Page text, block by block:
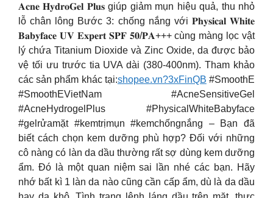
𝐀𝐜𝐧𝐞 𝐇𝐲𝐝𝐫𝐨𝐆𝐞𝐥 𝐏𝐥𝐮𝐬 giúp giảm mụn hiệu quả, thu nhỏ
lỗ chân lông Bước 3: chống nắng với 𝐏𝐡𝐲𝐬𝐢𝐜𝐚𝐥 𝐖𝐡𝐢𝐭𝐞
𝐁𝐚𝐛𝐲𝐟𝐚𝐜𝐞 𝐔𝐕 𝐄𝐱𝐩𝐞𝐫𝐭 𝐒𝐏𝐅 𝟓𝟎/𝐏𝐀+++ cùng màng lọc vật
lý chứa Titanium Dioxide và Zinc Oxide, da được bảo
vệ tối ưu trước tia UVA dài (380-400nm). Tham khảo
các sản phẩm khác tại:shopee.vn?3xFinQB #SmoothE
#SmoothEVietNam #AcneSensitiveGel
#AcneHydrogelPlus #PhysicalWhiteBabyface
#gelrửamặt #kemtrịmụn #kemchốngnắng – Bạn đã
biết cách chọn kem dưỡng phù hợp? Đối với những
cô nàng có làn da dầu thường rất sợ dùng kem dưỡng
ẩm. Đó là một quan niệm sai lần nhé các bạn. Hãy
nhớ bất kì 1 làn da nào cũng cần cấp ẩm, dù là da dầu